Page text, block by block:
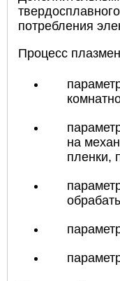
потребления
Процесс
на
пленки,